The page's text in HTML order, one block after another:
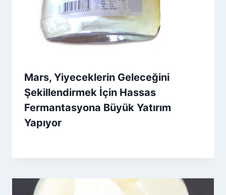
Mars, Yiyeceklerin Geleceğini
Şekillendirmek İçin Hassas
Fermantasyona Büyük Yatırım
Yapıyor